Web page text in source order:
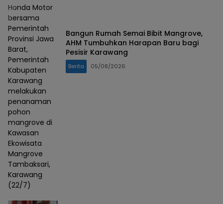
Honda Motor
bersama
Pemerintah
Provinsi Jawa
Barat,
Pemerintah
Kabupaten
Karawang
melakukan
penanaman
pohon
mangrove di
Kawasan
Ekowisata
Mangrove
Tambaksari,
Karawang
(22/7)
Bangun Rumah Semai Bibit Mangrove,
AHM Tumbuhkan Harapan Baru bagi
Pesisir Karawang
Berita 05/08/2026